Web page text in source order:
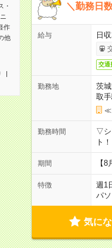
・
作
他
＼勤務日
給与 日
交通
勤務地
茨
取
≪
勤務時間
▽シ
ト
期間 【
特徴 週1
パ
気にな